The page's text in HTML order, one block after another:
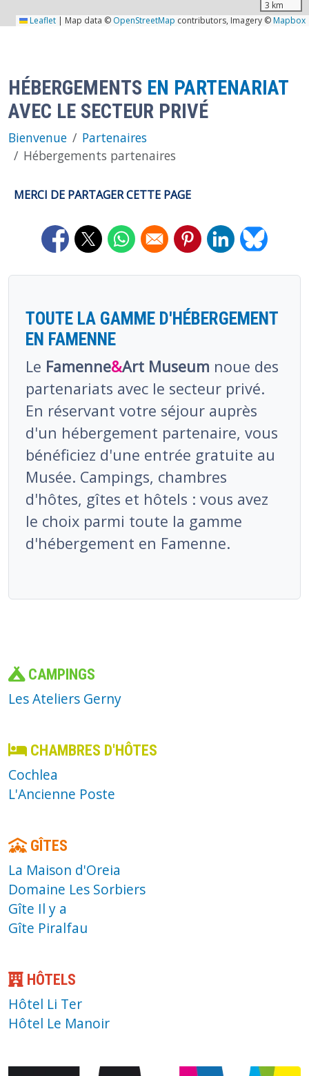
3 km
Leaflet | Map data © OpenStreetMap contributors, Imagery © Mapbox
HÉBERGEMENTS EN PARTENARIAT
AVEC LE SECTEUR PRIVÉ
Bienvenue
Partenaires
Hébergements partenaires
MERCI DE PARTAGER CETTE PAGE
Opens in a new window
Opens in a new window
Opens in a new windowOpens in a new window
Opens in a new
Opens in
TOUTE LA GAMME D'HÉBERGEMENT
EN FAMENNE
Le Famenne&Art Museum noue des
partenariats avec le secteur privé.
En réservant votre séjour auprès
d'un hébergement partenaire, vous
bénéficiez d'une entrée gratuite au
Musée. Campings, chambres
d'hôtes, gîtes et hôtels : vous avez
le choix parmi toute la gamme
d'hébergement en Famenne.
CAMPINGS
Les Ateliers Gerny
CHAMBRES D'HÔTES
Cochlea
L'Ancienne Poste
GÎTES
La Maison d'Oreia
Domaine Les Sorbiers
Gîte Il y a
Gîte Piralfau
HÔTELS
Hôtel Li Ter
Hôtel Le Manoir